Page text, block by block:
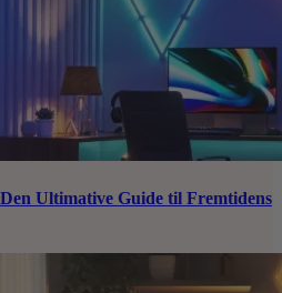
Ultimative Guide til Fremtidens